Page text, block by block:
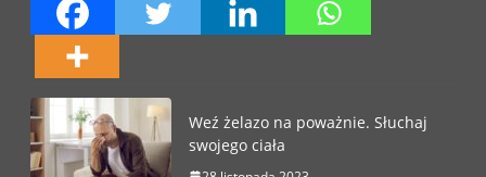
Weź żelazo na poważnie. Słuchaj
swojego ciała